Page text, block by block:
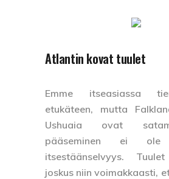
Atlantin kovat tuulet
Emme itseasiassa
etukäteen, mutta
Ushuaia ovat
pääseminen ei ole
itsestäänselvyys.
joskus niin voimakkaasti,